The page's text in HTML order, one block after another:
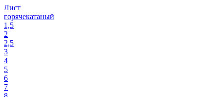
Лист
горячекатаный
1,5
2
2,5
3
4
5
6
7